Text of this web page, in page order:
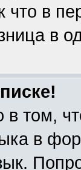
в
в
в том,
в